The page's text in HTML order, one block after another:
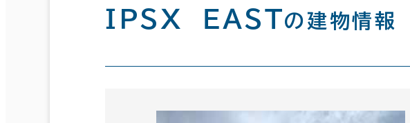
ＩＰＳＸ ＥＡＳＴの建物情報